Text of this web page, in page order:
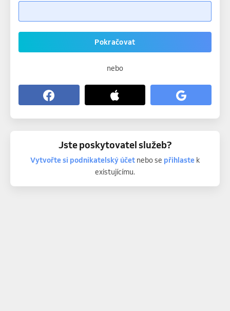
Pokračovat
nebo
Jste poskytovatel služeb?
Vytvořte si podnikatelský účetnebo se přihlastek
existujícímu.